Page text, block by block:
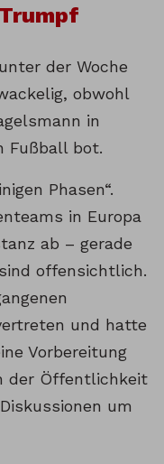
der Woche
obwohl
in
Fußball bot.
Phasen“.
in Europa
ab – gerade
offensichtlich.
und hatte
Vorbereitung
der Öffentlichkeit
um